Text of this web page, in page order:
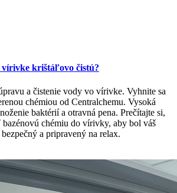
krištáľovo čistú?
a čistenie vody vo vírivke. Vyhnite sa
chémiou od Centralchemu. Vysoká
baktérií a otravná pena. Prečítajte si,
chémiu do vírivky, aby bol váš
a pripravený na relax.